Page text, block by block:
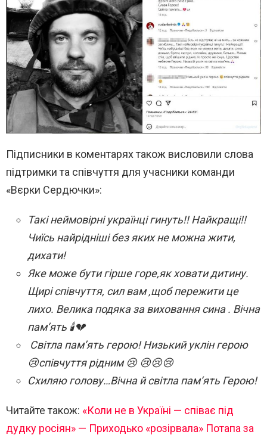
Підписники в коментарях також висловили слова
підтримки та співчуття для учасники команди
«Вєрки Сердючки»:
Такі неймовірні українці гинуть!! Найкращі!!
Чиїсь найрідніші без яких не можна жити,
дихати!
Яке може бути гірше горе,як ховати дитину.
Щирі співчуття, сил вам ,щоб пережити це
лихо. Велика подяка за виховання сина . Вічна
пам’ять 🕯️💔
Світла пам’ять герою! Низький уклін герою
😢співчуття рідним 😢 😢😢😢
Схиляю голову…Вічна й світла пам‘ять Герою!
Читайте також: «Коли не в Україні — співає під
дудку росіян» — Приходько «розірвала» Потапа за